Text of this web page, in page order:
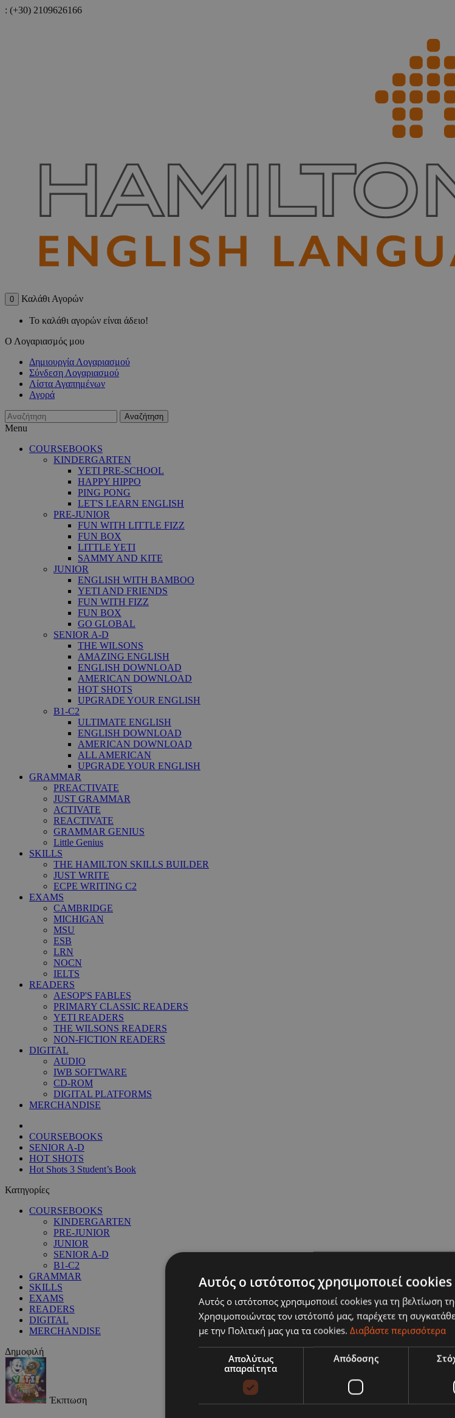
: (+30) 2109626166
0 Καλάθι Αγορών
Το καλάθι αγορών είναι άδειο!
Ο Λογαριασμός μου
Δημιουργία Λογαριασμού
Σύνδεση Λογαριασμού
Λίστα Αγαπημένων
Αγορά
Αναζήτηση
Menu
COURSEBOOKS
KINDERGARTEN
YETI PRE-SCHOOL
HAPPY HIPPO
PING PONG
LET'S LEARN ENGLISH
PRE-JUNIOR
FUN WITH LITTLE FIZZ
FUN BOX
LITTLE YETI
SAMMY AND KITE
JUNIOR
ENGLISH WITH BAMBOO
YETI AND FRIENDS
FUN WITH FIZZ
FUN BOX
GO GLOBAL
SENIOR A-D
THE WILSONS
AMAZING ENGLISH
ENGLISH DOWNLOAD
AMERICAN DOWNLOAD
HOT SHOTS
UPGRADE YOUR ENGLISH
B1-C2
ULTIMATE ENGLISH
ENGLISH DOWNLOAD
AMERICAN DOWNLOAD
ALL AMERICAN
UPGRADE YOUR ENGLISH
GRAMMAR
PREACTIVATE
JUST GRAMMAR
ACTIVATE
REACTIVATE
GRAMMAR GENIUS
Little Genius
SKILLS
THE HAMILTON SKILLS BUILDER
JUST WRITE
ECPE WRITING C2
EXAMS
CAMBRIDGE
MICHIGAN
MSU
ESB
LRN
NOCN
IELTS
READERS
AESOP'S FABLES
PRIMARY CLASSIC READERS
YETI READERS
THE WILSONS READERS
NON-FICTION READERS
DIGITAL
AUDIO
IWB SOFTWARE
CD-ROM
DIGITAL PLATFORMS
MERCHANDISE
COURSEBOOKS
SENIOR A-D
HOT SHOTS
Hot Shots 3 Student’s Book
Κατηγορίες
COURSEBOOKS
KINDERGARTEN
PRE-JUNIOR
JUNIOR
SENIOR A-D
B1-C2
GRAMMAR
SKILLS
EXAMS
READERS
DIGITAL
MERCHANDISE
Δημοφιλή
Έκπτωση
Αυτός ο ιστότοπος χρησιμοποιεί cookies
Αυτός ο ιστότοπος χρησιμοποιεί cookies για τη βελτίωση
Χρησιμοποιώντας τον ιστότοπό μας, παρέχετε τη
με την Πολιτική μας για τα cookies. Διαβάστε περισσότερα
Απολύτως
απαραίτητα
Απόδοσης